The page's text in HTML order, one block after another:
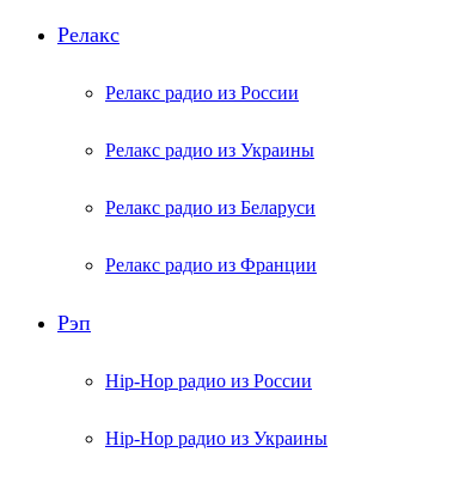
Релакс
Релакс радио из России
Релакс радио из Украины
Релакс радио из Беларуси
Релакс радио из Франции
Рэп
Hip-Hop радио из России
Hip-Hop радио из Украины